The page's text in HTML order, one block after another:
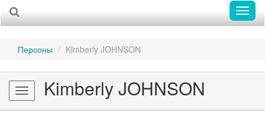
Персоны Kimberly JOHNSON
Toggle
navigation
Kimberly JOHNSON